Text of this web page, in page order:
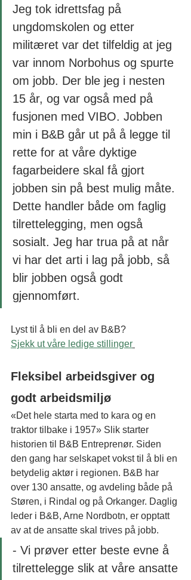
Jeg tok idrettsfag på
ungdomskolen og etter
militæret var det tilfeldig at jeg
var innom Norbohus og spurte
om jobb. Der ble jeg i nesten
15 år, og var også med på
fusjonen med VIBO. Jobben
min i B&B går ut på å legge til
rette for at våre dyktige
fagarbeidere skal få gjort
jobben sin på best mulig måte.
Dette handler både om faglig
tilrettelegging, men også
sosialt. Jeg har trua på at når
vi har det arti i lag på jobb, så
blir jobben også godt
gjennomført.
Lyst til å bli en del av B&B?
Sjekk ut våre ledige stillinger
Fleksibel arbeidsgiver og
godt arbeidsmiljø
«Det hele starta med to kara og en
traktor tilbake i 1957» Slik starter
historien til B&B Entreprenør. Siden
den gang har selskapet vokst til å bli en
betydelig aktør i regionen. B&B har
over 130 ansatte, og avdeling både på
Støren, i Rindal og på Orkanger. Daglig
leder i B&B, Arne Nordbotn, er opptatt
av at de ansatte skal trives på jobb.
- Vi prøver etter beste evne å
tilrettelegge slik at våre ansatte